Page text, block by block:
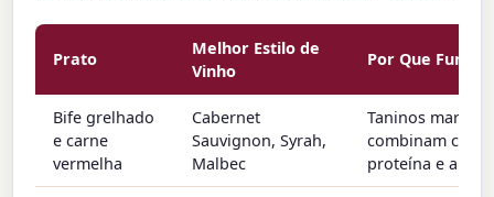
Prato
Melhor Estilo de
Vinho
Por Que
Bife grelhado
e carne
vermelha
Cabernet
Sauvignon, Syrah,
Malbec
Taninos
combinam com
proteína e a